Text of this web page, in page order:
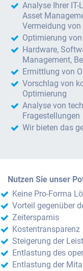
Analyse Ihrer
Asset
Vermeidung
Optimierung
Hardware,
Management,
Ermittlung von
Vorschlag von
Optimierung
Analyse von
Fragestellungen
Wir bieten das
Nutzen Sie unser
Keine Pro-Forma
Vorteil gegenüber
Zeitersparnis
Kostentransparenz
Steigerung der
Entlastung des
Entlastung der